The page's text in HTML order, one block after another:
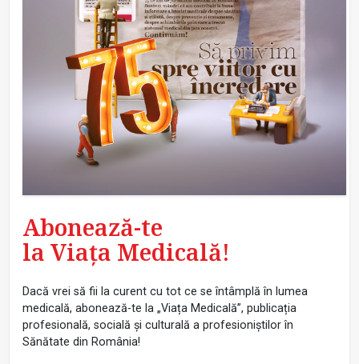
Abonează-te
la Viața Medicală!
Dacă vrei să fii la curent cu tot ce se întâmplă în lumea
medicală, abonează-te la „Viața Medicală”, publicația
profesională, socială și culturală a profesioniștilor în
Sănătate din România!